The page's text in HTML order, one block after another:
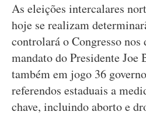
As eleições intercalares
hoje se realizam
controlará o Congresso
mandato do Presidente Joe
também em jogo 36
referendos estaduais a
chave, incluindo aborto e